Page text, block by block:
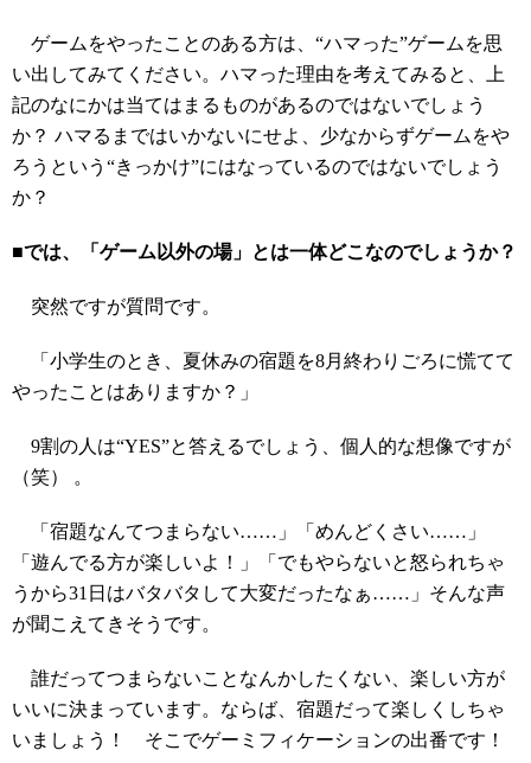
ゲームをやったことのある方は、“ハマった”ゲームを思
い出してみてください。ハマった理由を考えてみると、上
記のなにかは当てはまるものがあるのではないでしょう
か？ ハマるまではいかないにせよ、少なからずゲームをや
ろうという“きっかけ”にはなっているのではないでしょう
か？
■では、「ゲーム以外の場」とは一体どこなのでしょうか？
突然ですが質問です。
「小学生のとき、夏休みの宿題を8月終わりごろに慌てて
やったことはありますか？」
9割の人は“YES”と答えるでしょう、個人的な想像ですが
（笑） 。
「宿題なんてつまらない……」「めんどくさい……」
「遊んでる方が楽しいよ！」「でもやらないと怒られちゃ
うから31日はバタバタして大変だったなぁ……」そんな声
が聞こえてきそうです。
誰だってつまらないことなんかしたくない、楽しい方が
いいに決まっています。ならば、宿題だって楽しくしちゃ
いましょう！ そこでゲーミフィケーションの出番です！